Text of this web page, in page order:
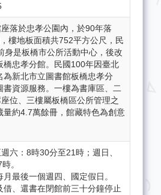
落於忠孝公園內，於90年落
樓地板面積共752平方公尺，民
身是板橋市公所活動中心，後改
橋忠孝分館。民國100年因臺北
為新北市立圖書館板橋忠孝分
書資源服務。一樓為書庫區、二
位、三樓屬板橋區公所管理之
量約4.7萬餘冊，館藏特色為創意
六：8時30分至21時；週日、
。
最後一個週四、國定假日。
、還書在閉館前三十分鐘停止